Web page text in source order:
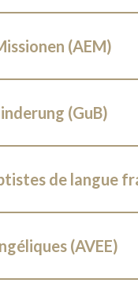
(AEM)
(GuB)
de langue
(AVEE)